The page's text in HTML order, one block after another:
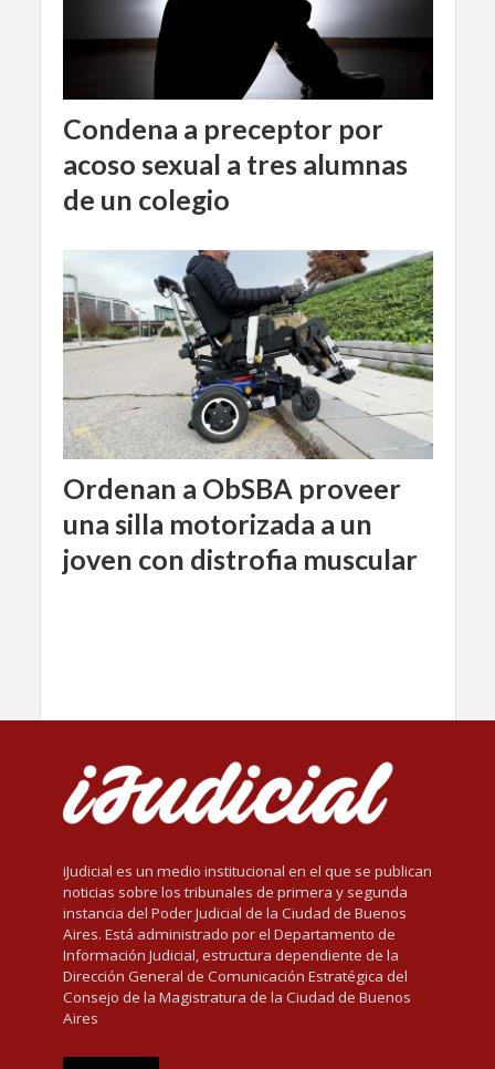
Condena a preceptor por
acoso sexual a tres alumnas
de un colegio
Ordenan a ObSBA proveer
una silla motorizada a un
joven con distrofia muscular
iJudicial es un medio institucional en el que se publican
noticias sobre los tribunales de primera y segunda
instancia del Poder Judicial de la Ciudad de Buenos
Aires. Está administrado por el Departamento de
Información Judicial, estructura dependiente de la
Dirección General de Comunicación Estratégica del
Consejo de la Magistratura de la Ciudad de Buenos
Aires